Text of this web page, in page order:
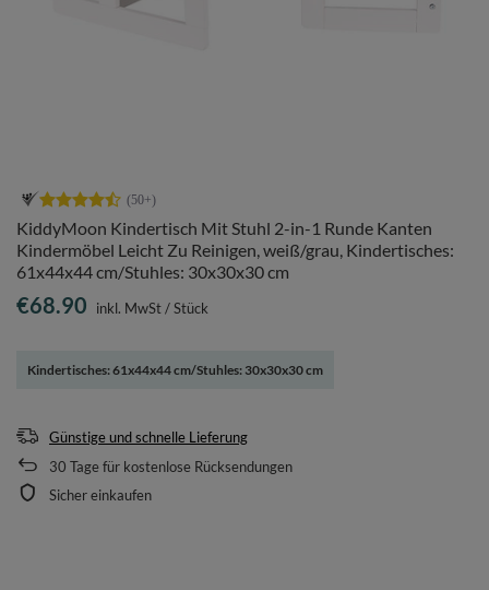
KiddyMoon Kindertisch Mit Stuhl 2-in-1 Runde Kanten
Kindermöbel Leicht Zu Reinigen, weiß/grau, Kindertisches:
61x44x44 cm/Stuhles: 30x30x30 cm
Kindertisches: 61x44x44 cm/Stuhles: 30x30x30 cm
€68.90 inkl. MwSt/Stück
Günstige und schnelle Lieferung
30 Tage für kostenlose Rücksendungen
Sicher einkaufen